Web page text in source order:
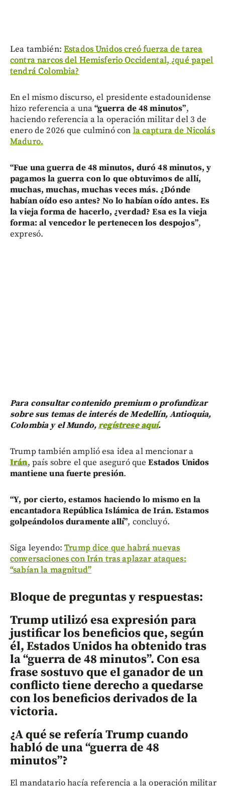
Lea también: Estados Unidos creó fuerza de tarea
contra narcos del Hemisferio Occidental, ¿qué papel
tendrá Colombia?
En el mismo discurso, el presidente estadounidense
hizo referencia a una“guerra de 48 minutos”,
haciendo referencia a la operación militar del 3 de
enero de 2026 que culminó con la captura de Nicolás
Maduro.
“Fue una guerra de 48 minutos, duró 48 minutos, y
pagamos la guerra con lo que obtuvimos de allí,
muchas, muchas, muchas veces más. ¿Dónde
habían oído eso antes? No lo habían oído antes. Es
la vieja forma de hacerlo, ¿verdad? Esa es la vieja
forma: al vencedor le pertenecen los despojos”,
expresó.
Para consultar contenido premium o profundizar
sobre sus temas de interés de Medellín, Antioquia,
Colombia y el Mundo,regístrese aquí.
Trump también amplió esa idea al mencionar a
Irán, país sobre el que aseguró queEstados Unidos
mantiene una fuerte presión.
“Y, por cierto, estamos haciendo lo mismo en la
encantadora República Islámica de Irán. Estamos
golpeándolos duramente allí”, concluyó.
Siga leyendo:Trump dice que habrá nuevas
conversaciones con Irán tras aplazar ataques:
“sabían la magnitud”
Bloque de preguntas y respuestas:
Trump utilizó esa expresión para
justificar los beneficios que, según
él, Estados Unidos ha obtenido tras
la “guerra de 48 minutos”. Con esa
frase sostuvo que el ganador de un
conflicto tiene derecho a quedarse
con los beneficios derivados de la
victoria.
¿A qué se refería Trump cuando
habló de una “guerra de 48
minutos”?
El mandatario hacía referencia a la operación militar